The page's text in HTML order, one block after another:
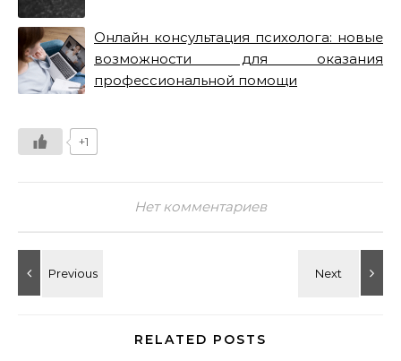
Онлайн консультация психолога: новые
возможности для оказания
профессиональной помощи
+1
Нет комментариев
RELATED POSTS